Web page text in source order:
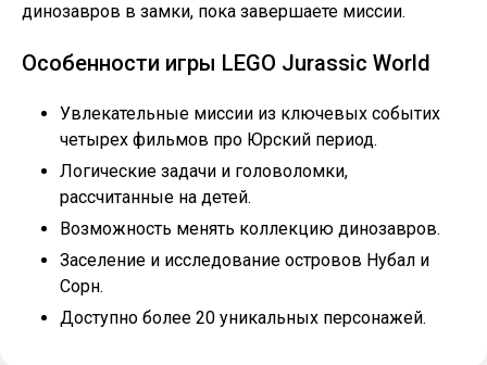
динозавров в замки, пока завершаете миссии.
Особенности игры LEGO Jurassic World
Увлекательные миссии из ключевых событих
четырех фильмов про Юрский период.
Логические задачи и головоломки,
рассчитанные на детей.
Возможность менять коллекцию динозавров.
Заселение и исследование островов Нубал и
Сорн.
Доступно более 20 уникальных персонажей.